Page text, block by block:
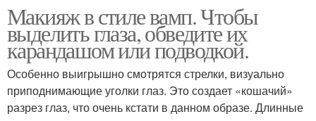
Макияж в стиле вамп. Чтобы
выделить глаза, обведите их
карандашом или подводкой.
Особенно выигрышно смотрятся стрелки, визуально
приподнимающие уголки глаз. Это создает «кошачий»
разрез глаз, что очень кстати в данном образе. Длинные